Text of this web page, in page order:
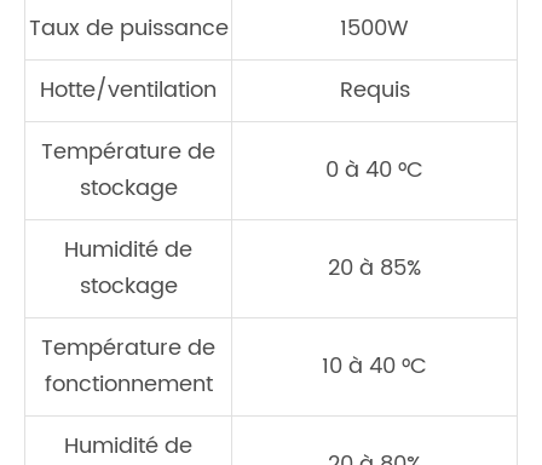
Taux de puissance
1500W
Hotte/ventilation
Requis
Température de
stockage
0 à 40 °C
Humidité de
stockage
20 à 85%
Température de
fonctionnement
10 à 40 °C
Humidité de